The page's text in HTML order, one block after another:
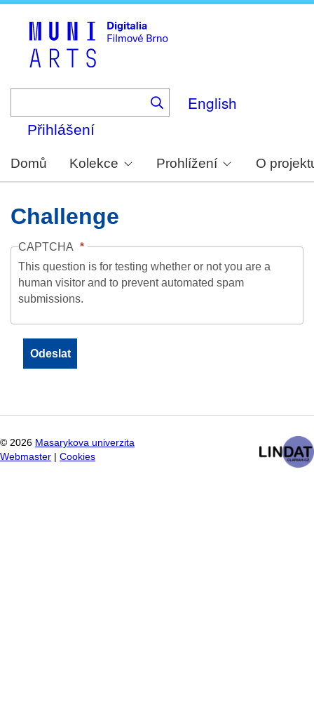
English
Přihlášení
Domů Kolekce Prohlížení O
Challenge
CAPTCHA
This question is for testing whether or not you are a
human visitor and to prevent automated spam
submissions.
© 2026 Masarykova univerzita
Webmaster
Cookies